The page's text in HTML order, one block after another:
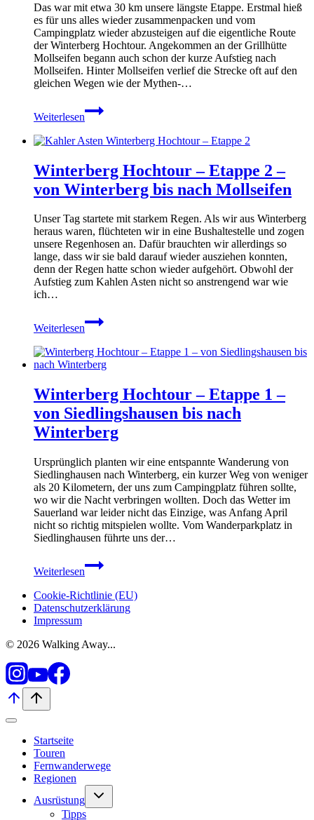
Siedlingshausen
Das war mit etwa 30 km unsere längste Etappe. Erstmal hieß
es für uns alles wieder zusammenpacken und vom
Campingplatz wieder abzusteigen auf die eigentliche Route
der Winterberg Hochtour. Angekommen an der Grillhütte
Mollseifen begann auch schon der kurze Aufstieg nach
Mollseifen. Hinter Mollseifen verlief die Strecke oft auf den
gleichen Wegen wie der Mythen-…
Weiterlesen
Winterberg
Hochtour
Etappe
–
von
Mollseifen
Elkeringhausen
Winterberg Hochtour – Etappe 2 –
von Winterberg bis nach Mollseifen
Unser Tag startete mit starkem Regen. Als wir aus Winterberg
heraus waren, flüchteten wir in eine Bushaltestelle und zogen
unsere Regenhosen an. Dafür brauchten wir allerdings so
lange, dass wir sie bald darauf wieder ausziehen konnten,
denn der Regen hatte schon wieder aufgehört. Obwohl der
Aufstieg zum Kahlen Asten nicht so anstrengend war wie
ich…
Weiterlesen
Winterberg
Hochtour
Etappe
2
von
Winterberg
bis
nach
Mollseifen
Winterberg Hochtour – Etappe 1 –
von Siedlingshausen bis nach
Winterberg
Ursprünglich planten wir eine entspannte Wanderung von
Siedlinghausen nach Winterberg, ein kurzer Weg von weniger
als 20 Kilometern, der uns zum Campingplatz führen sollte,
wo wir die Nacht verbringen wollten. Doch das Wetter im
Sauerland war leider nicht das Einzige, was Anfang April
nicht so richtig mitspielen wollte. Vom Wanderparkplatz in
Siedlinghausen führte uns der…
Weiterlesen
Winterberg
Hochtour
Etappe
1
Siedlingshausen
Cookie-Richtlinie (EU)
Datenschutzerklärung
Impressum
© 2026 Walking Away...
Startseite
Touren
Fernwanderwege
Regionen
Ausrüstung
Untermenü
Tipps